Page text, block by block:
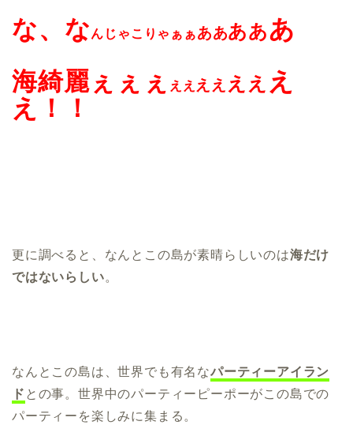
な、な んじゃこりゃぁぁあああああ
海綺麗ぇぇぇ
ええ ええ ええ え
え！！
更に調べると、なんとこの島が素晴らしいのは海だけ
ではないらしい。
なんとこの島は、世界でも有名なパーティーアイラン
ド との事。世界中のパーティーピーポーがこの島での
パーティーを楽しみに集まる。